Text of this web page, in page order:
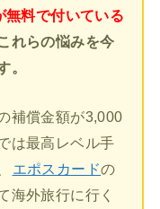
無料で付いている
れらの悩みを今
。
補償金額が3,000
は最高レベル手
エポスカードの
海外旅行に行く